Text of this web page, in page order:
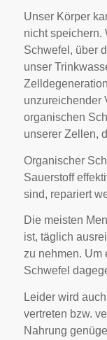
Unser Körper
nicht speichern.
Schwefel, über
unser
unzureichender
organischen
unserer Zellen,
Organischer
Sauerstoff
sind, repariert
Die meisten
ist, täglich
zu nehmen. Um
Schwefel
Leider wird
vertreten bzw.
Nahrung